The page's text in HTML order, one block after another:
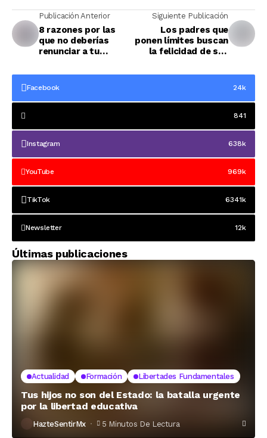
Publicación Anterior
8 razones por las
que no deberías
renunciar a tu
Siguiente Publicación
Los padres que
ponen límites buscan
la felicidad de sus
Facebook 24k
841
Instagram 638k
YouTube 969k
TikTok 6341k
Newsletter 12k
Últimas publicaciones
Actualidad Formación Libertades Fundamentales
Tus hijos no son del Estado: la batalla urgente
por la libertad educativa
HazteSentirMx 5 Minutos De Lectura